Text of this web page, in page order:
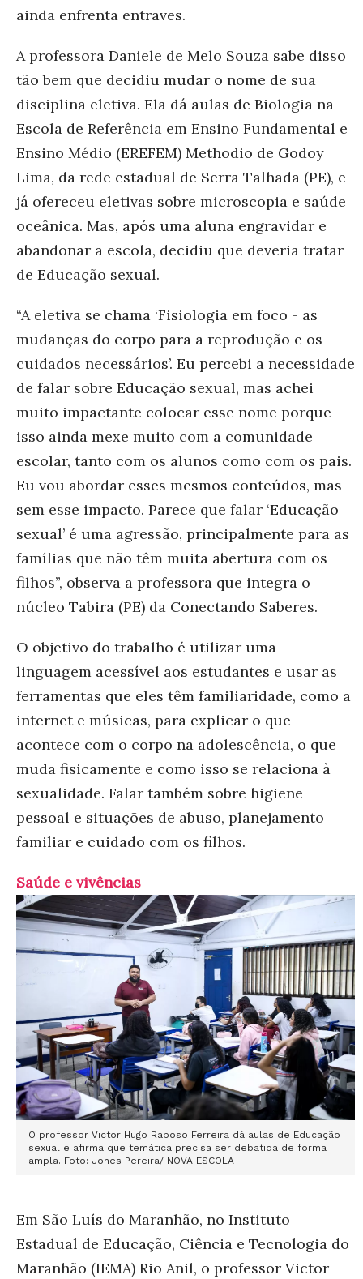
ainda enfrenta entraves.
A professora Daniele de Melo Souza sabe disso
tão bem que decidiu mudar o nome de sua
disciplina eletiva. Ela dá aulas de Biologia na
Escola de Referência em Ensino Fundamental e
Ensino Médio (EREFEM) Methodio de Godoy
Lima, da rede estadual de Serra Talhada (PE), e
já ofereceu eletivas sobre microscopia e saúde
oceânica. Mas, após uma aluna engravidar e
abandonar a escola, decidiu que deveria tratar
de Educação sexual.
“A eletiva se chama ‘Fisiologia em foco - as
mudanças do corpo para a reprodução e os
cuidados necessários’. Eu percebi a necessidade
de falar sobre Educação sexual, mas achei
muito impactante colocar esse nome porque
isso ainda mexe muito com a comunidade
escolar, tanto com os alunos como com os pais.
Eu vou abordar esses mesmos conteúdos, mas
sem esse impacto. Parece que falar ‘Educação
sexual’ é uma agressão, principalmente para as
famílias que não têm muita abertura com os
filhos”, observa a professora que integra o
núcleo Tabira (PE) da Conectando Saberes.
O objetivo do trabalho é utilizar uma
linguagem acessível aos estudantes e usar as
ferramentas que eles têm familiaridade, como a
internet e músicas, para explicar o que
acontece com o corpo na adolescência, o que
muda fisicamente e como isso se relaciona à
sexualidade. Falar também sobre higiene
pessoal e situações de abuso, planejamento
familiar e cuidado com os filhos.
Saúde e vivências
O professor Victor Hugo Raposo Ferreira dá aulas de Educação
sexual e afirma que temática precisa ser debatida de forma
ampla. Foto: Jones Pereira/ NOVA ESCOLA
Em São Luís do Maranhão, no Instituto
Estadual de Educação, Ciência e Tecnologia do
Maranhão (IEMA) Rio Anil, o professor Victor